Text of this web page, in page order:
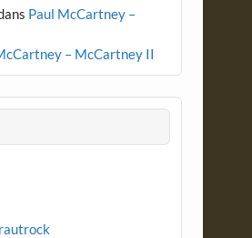
Paul McCartney –
– McCartney II